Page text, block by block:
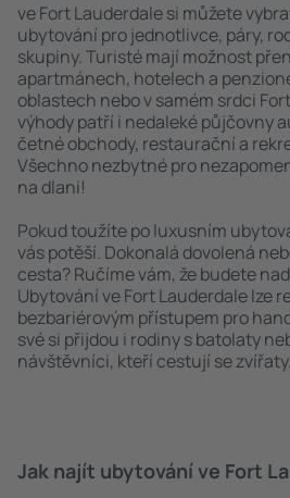
ve Fort Lauderdale si můžete
ubytování pro jednotlivce, páry,
skupiny. Turisté mají možnost
apartmánech, hotelech a
oblastech nebo v samém srdci
výhody patří i nedaleké půjčovny
četné obchody, restaurační a
Všechno nezbytné pro
na dlani!
Pokud toužíte po luxusním
vás potěší. Dokonalá dovolená
cesta? Ručíme vám, že budete
Ubytování ve Fort Lauderdale lze
bezbariérovým přístupem pro
své si přijdou i rodiny s batolaty
návštěvníci, kteří cestují se zvířaty.
Jak najít ubytování ve Fort